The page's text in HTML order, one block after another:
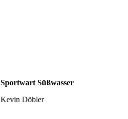
Sportwart Süßwasser
Kevin Döbler